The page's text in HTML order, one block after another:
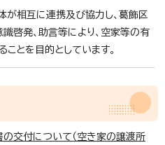
が相互に連携及び協力し、葛飾区
啓発、助言等により、空家等の有
ことを目的としています。
交付について（空き家の譲渡所